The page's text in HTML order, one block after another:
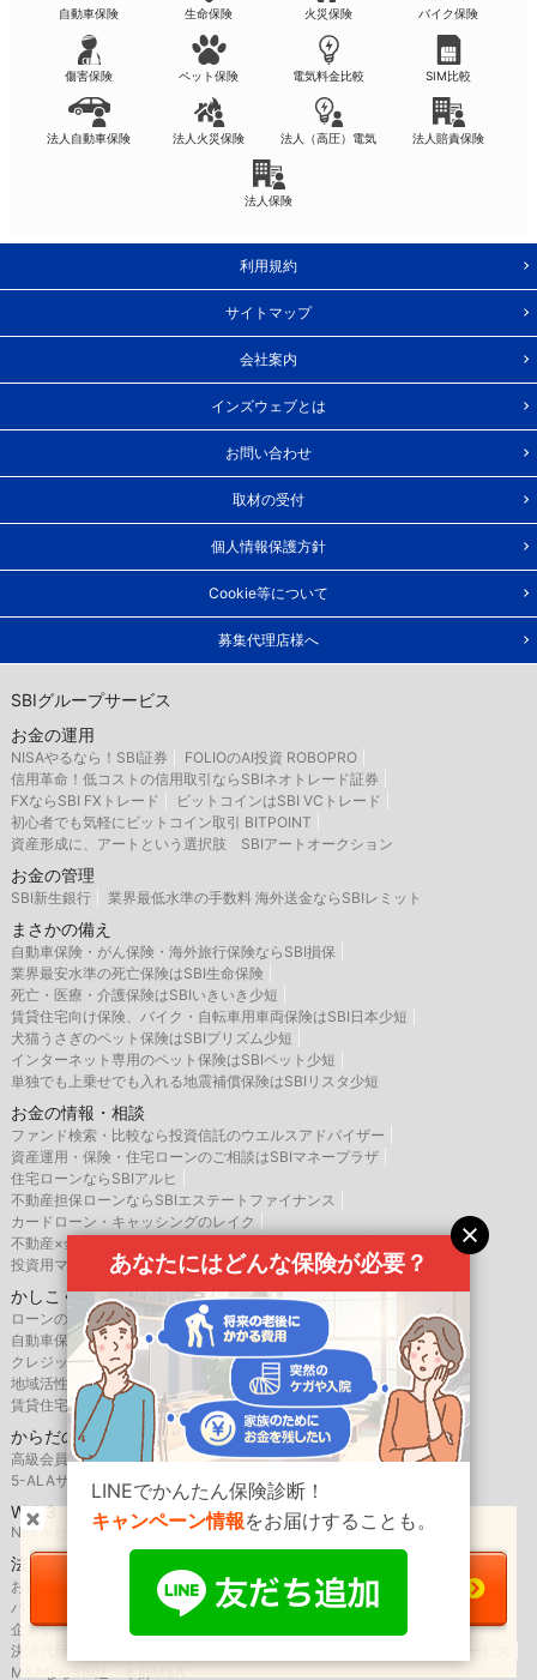
自動車保険 生命保険 火災保険 バイク保険
傷害保険 ペット保険 電気料金比較 SIM比較
法人自動車保険 法人火災保険 法人（高圧）電気 法人賠責保険
法人保険
利用規約
サイトマップ
会社案内
インズウェブとは
お問い合わせ
取材の受付
個人情報保護方針
Cookie等について
募集代理店様へ
SBIグループサービス
お金の運用
NISAやるなら！SBI証券
FOLIOのAI投資 ROBOPRO
信用革命！低コストの信用取引ならSBIネオトレード証券
FXならSBI FXトレード
ビットコインはSBI VCトレード
初心者でも気軽にビットコイン取引 BITPOINT
資産形成に、アートという選択肢 SBIアートオークション
お金の管理
SBI新生銀行 業界最低水準の手数料 海外送金ならSBIレミット
まさかの備え
自動車保険・がん保険・海外旅行保険ならSBI損保
業界最安水準の死亡保険はSBI生命保険
死亡・医療・介護保険はSBIいきいき少短
賃貸住宅向け保険、バイク・自転車用車両保険はSBI日本少短
犬猫うさぎのペット保険はSBIプリズム少短
インターネット専用のペット保険はSBIペット少短
単独でも上乗せでも入れる地震補償保険はSBIリスタ少短
お金の情報・相談
ファンド検索・比較なら投資信託のウエルスアドバイザー
資産運用・保険・住宅ローンのご相談はSBIマネープラザ
住宅ローンならSBIアルヒ
不動産担保ローンならSBIエステートファイナンス
カードローン・キャッシングのレイク
不動産×金融なら新生インベストメント＆ファイナンス
投資用マンションローンならSBI新生アセットファイナンス
かしこく利用
ローンの検索・比較・申込みならイー・ローン
自動車保険の見積もり・比較のインズウェブ
クレジットカード・ローンならアプラス
地域活性化を応援するメディア SBIふるさとだより
賃貸住宅向け保険の比較・申込ならSBIインシュアランスラボ
からだの管理
高級会員制人間ドックはSBIメディック
5-ALAサプリメント・化粧品はアラ・オンライン
Web3
NFTをビジネス活用するなら、SBINFT
法人のお客様
お得な法人向け優待サービスならSBIバリュープレイス
バックオフィス支援はSBIビジネス・ソリューションズ
企業型確定拠出年金のSBIベネフィット・システムズ
決済代行サービスはゼウス
M&AならSBI辻・本郷M&A
＼介護費用の自己負担をカバー！／
介護保険の一括資料請求へ
あなたにはどんな保険が必要？
LINEでかんたん保険診断！
キャンペーン情報をお届けすることも。